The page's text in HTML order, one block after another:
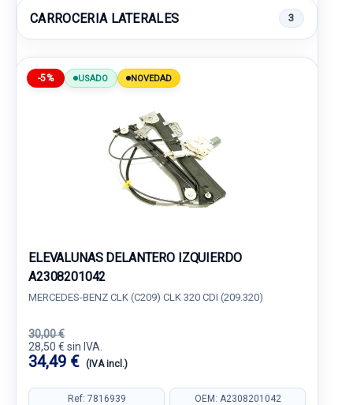
CARROCERIA LATERALES 3
-5% USADO NOVEDAD
ELEVALUNAS DELANTERO IZQUIERDO
A2308201042
MERCEDES-BENZ CLK (C209) CLK 320 CDI (209.320)
30,00 €
28,50 € sin IVA.
34,49 € (IVA incl.)
Ref: 7816939 OEM: A2308201042